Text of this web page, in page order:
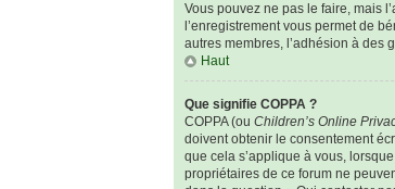
Vous pouvez ne pas le faire, mais
l’enregistrement vous permet de
autres membres, l’adhésion à des
Haut
Que signifie COPPA ?
COPPA (ou Children’s Online
doivent obtenir le consentement
que cela s’applique à vous,
propriétaires de ce forum ne